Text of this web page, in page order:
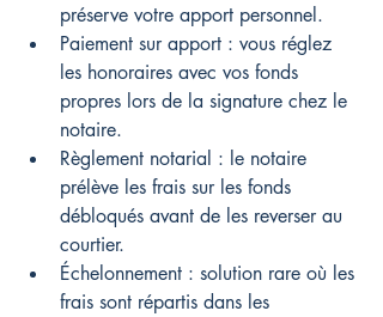
préserve votre apport personnel.
Paiement sur apport : vous réglez
les honoraires avec vos fonds
propres lors de la signature chez le
notaire.
Règlement notarial : le notaire
prélève les frais sur les fonds
débloqués avant de les reverser au
courtier.
Échelonnement : solution rare où les
frais sont répartis dans les